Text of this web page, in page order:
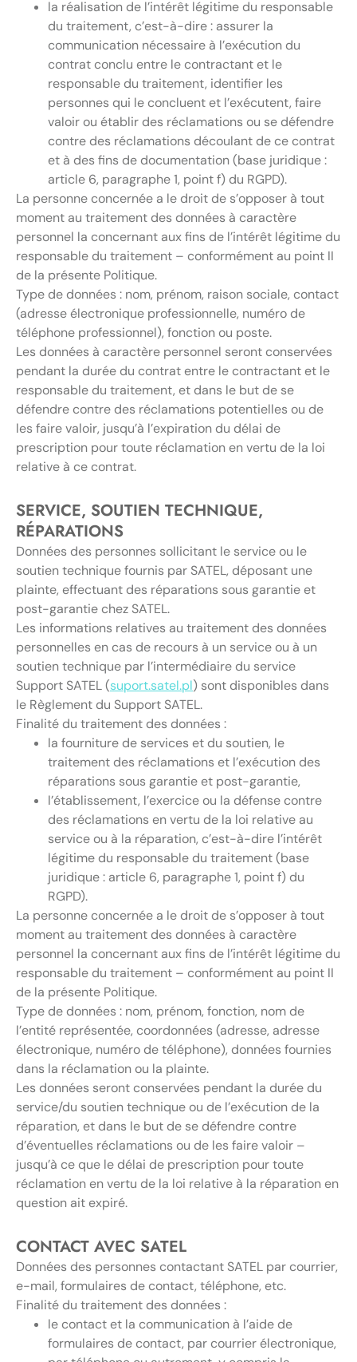
la réalisation de l’intérêt légitime du responsable
du traitement, c’est-à-dire : assurer la
communication nécessaire à l’exécution du
contrat conclu entre le contractant et le
responsable du traitement, identifier les
personnes qui le concluent et l’exécutent, faire
valoir ou établir des réclamations ou se défendre
contre des réclamations découlant de ce contrat
et à des fins de documentation (base juridique :
article 6, paragraphe 1, point f) du RGPD).
La personne concernée a le droit de s’opposer à tout
moment au traitement des données à caractère
personnel la concernant aux fins de l’intérêt légitime du
responsable du traitement – conformément au point II
de la présente Politique.
Type de données : nom, prénom, raison sociale, contact
(adresse électronique professionnelle, numéro de
téléphone professionnel), fonction ou poste.
Les données à caractère personnel seront conservées
pendant la durée du contrat entre le contractant et le
responsable du traitement, et dans le but de se
défendre contre des réclamations potentielles ou de
les faire valoir, jusqu’à l’expiration du délai de
prescription pour toute réclamation en vertu de la loi
relative à ce contrat.
SERVICE, SOUTIEN TECHNIQUE,
RÉPARATIONS
Données des personnes sollicitant le service ou le
soutien technique fournis par SATEL, déposant une
plainte, effectuant des réparations sous garantie et
post-garantie chez SATEL.
Les informations relatives au traitement des données
personnelles en cas de recours à un service ou à un
soutien technique par l’intermédiaire du service
Support SATEL (suport.satel.pl) sont disponibles dans
le Règlement du Support SATEL.
Finalité du traitement des données :
la fourniture de services et du soutien, le
traitement des réclamations et l’exécution des
réparations sous garantie et post-garantie,
l’établissement, l’exercice ou la défense contre
des réclamations en vertu de la loi relative au
service ou à la réparation, c’est-à-dire l’intérêt
légitime du responsable du traitement (base
juridique : article 6, paragraphe 1, point f) du
RGPD).
La personne concernée a le droit de s’opposer à tout
moment au traitement des données à caractère
personnel la concernant aux fins de l’intérêt légitime du
responsable du traitement – conformément au point II
de la présente Politique.
Type de données : nom, prénom, fonction, nom de
l’entité représentée, coordonnées (adresse, adresse
électronique, numéro de téléphone), données fournies
dans la réclamation ou la plainte.
Les données seront conservées pendant la durée du
service/du soutien technique ou de l’exécution de la
réparation, et dans le but de se défendre contre
d’éventuelles réclamations ou de les faire valoir –
jusqu’à ce que le délai de prescription pour toute
réclamation en vertu de la loi relative à la réparation en
question ait expiré.
CONTACT AVEC SATEL
Données des personnes contactant SATEL par courrier,
e-mail, formulaires de contact, téléphone, etc.
Finalité du traitement des données :
le contact et la communication à l’aide de
formulaires de contact, par courrier électronique,